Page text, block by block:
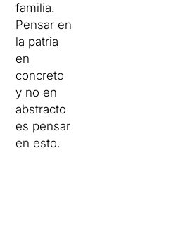
familia.
Pensar en
la patria
en
concreto
y no en
abstracto
es pensar
en esto.